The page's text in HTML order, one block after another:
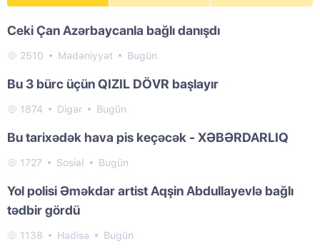
Ceki Çan Azərbaycanla bağlı danışdı
2510 Mədəniyyət Bugün
Bu 3 bürc üçün QIZIL DÖVR başlayır
1874 Digər Bugün
Bu tarixədək hava pis keçəcək - XƏBƏRDARLIQ
1727 Sosial Bugün
Yol polisi Əməkdar artist Aqşin Abdullayevlə bağlı
tədbir gördü
1138 Hadisə Bugün